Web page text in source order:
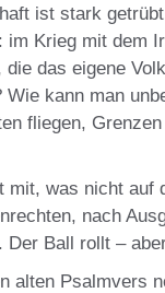
ist stark
Krieg mit dem
die das eigene
Wie kann man
fliegen,
mit, was nicht auf
nach
Der Ball rollt –
alten Psalmvers